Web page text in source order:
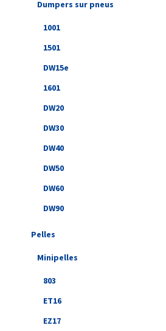
Dumpers sur pneus
1001
1501
DW15e
1601
DW20
DW30
DW40
DW50
DW60
DW90
Pelles
Minipelles
803
ET16
EZ17